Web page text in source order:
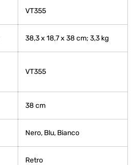
‎VT355
‎38,3 x 18,7 x 38 cm; 3,3 kg
‎VT355
‎38 cm
‎Nero, Blu, Bianco
‎Retro